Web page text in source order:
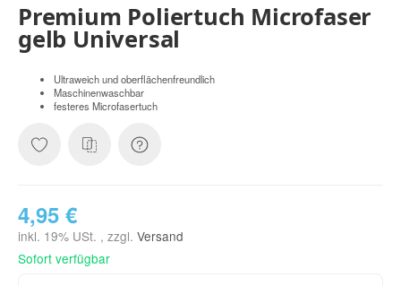
Premium Poliertuch Microfaser
gelb Universal
Ultraweich und oberflächenfreundlich
Maschinenwaschbar
festeres Microfasertuch
4,95 €
inkl. 19% USt. , zzgl. Versand
Sofort verfügbar